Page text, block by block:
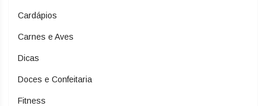
Cardápios
Carnes e Aves
Dicas
Doces e Confeitaria
Fitness